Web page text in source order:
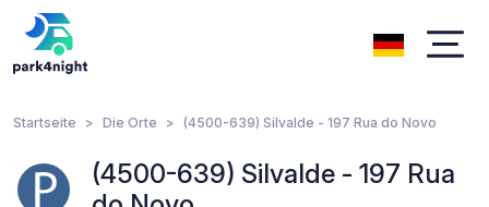
Startseite Die Orte (4500-639) Silvalde - 197 Rua do Novo
(4500-639) Silvalde - 197 Rua